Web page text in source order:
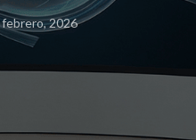
2026